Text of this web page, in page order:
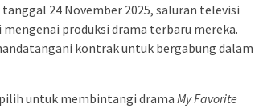
24 November 2025, saluran televisi
produksi drama terbaru mereka.
kontrak untuk bergabung dalam
untuk membintangi drama My Favorite